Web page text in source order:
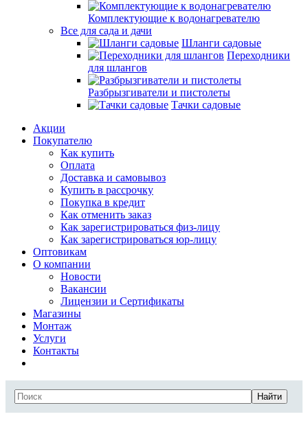
Комплектующие к водонагревателю
Все для сада и дачи
Шланги садовые
Переходники
для шлангов
Разбрызгиватели и пистолеты
Тачки садовые
Акции
Покупателю
Как купить
Оплата
Доставка и самовывоз
Купить в рассрочку
Покупка в кредит
Как отменить заказ
Как зарегистрироваться физ-лицу
Как зарегистрироваться юр-лицу
Оптовикам
О компании
Новости
Вакансии
Лицензии и Сертификаты
Магазины
Монтаж
Услуги
Контакты
Найти